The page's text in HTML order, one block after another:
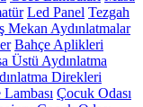
Led Panel Tezgah
Mekan Aydınlatmalar
Bahçe Aplikleri
Üstü Aydınlatma
Direkleri
Çocuk Odası